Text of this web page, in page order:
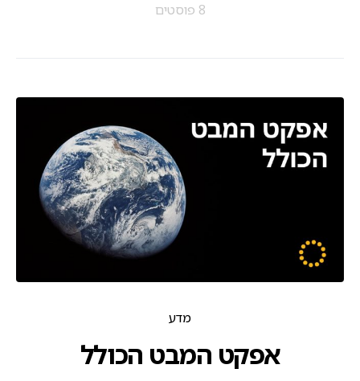
8 פוסטים
מדע
אפקט המבט הכולל